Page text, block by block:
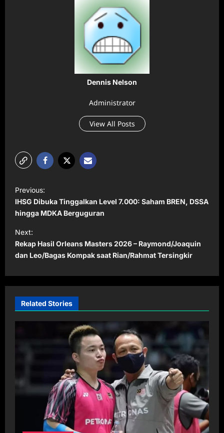
Dennis Nelson
Administrator
View All Posts
o
s
t
n
a
v
g
a
n
Previous:
IHSG Dibuka Tinggalkan Level 7.000: Saham BREN, DSSA
hingga MDKA Berguguran
Next:
Rekap Hasil Orleans Masters 2026 – Raymond/Joaquin
dan Leo/Bagas Kompak saat Rian/Rahmat Tersingkir
Related Stories